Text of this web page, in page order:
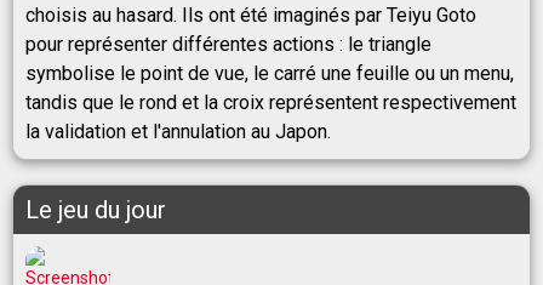
choisis au hasard. Ils ont été imaginés par Teiyu Goto
pour représenter différentes actions : le triangle
symbolise le point de vue, le carré une feuille ou un menu,
tandis que le rond et la croix représentent respectivement
la validation et l'annulation au Japon.
Le jeu du jour